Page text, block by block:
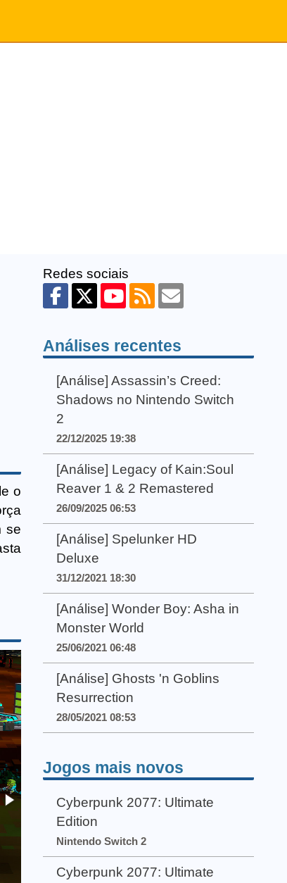
o
se
Redes sociais
Análises recentes
[Análise] Assassin’s Creed:
Shadows no Nintendo Switch
2
22/12/2025 19:38
[Análise] Legacy of Kain:Soul
Reaver 1 & 2 Remastered
26/09/2025 06:53
[Análise] Spelunker HD
Deluxe
31/12/2021 18:30
[Análise] Wonder Boy: Asha in
Monster World
25/06/2021 06:48
[Análise] Ghosts 'n Goblins
Resurrection
28/05/2021 08:53
Jogos mais novos
Cyberpunk 2077: Ultimate
Edition
Nintendo Switch 2
Cyberpunk 2077: Ultimate